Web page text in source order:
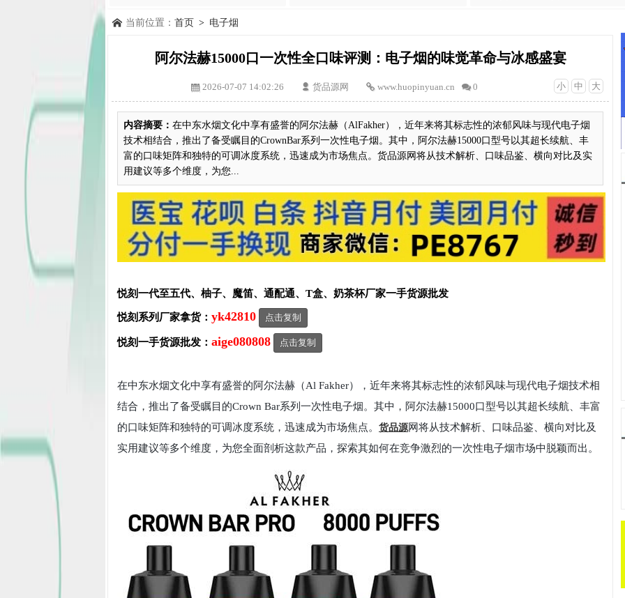
当前位置： 首页 > 电子烟
阿尔法赫15000口一次性全口味评测：电子烟的味觉革命与冰感盛宴
小 中 大
2026-07-07 14:02:26 货品源网 www.huopinyuan.cn 0
内容摘要： 在中东水烟文化中享有盛誉的阿尔法赫（AlFakher），近年来将其标志性的浓郁风味与现代电子烟
技术相结合，推出了备受瞩目的CrownBar系列一次性电子烟。其中，阿尔法赫15000口型号以其超长续航、丰
富的口味矩阵和独特的可调冰度系统，迅速成为市场焦点。货品源网将从技术解析、口味品鉴、横向对比及实
用建议等多个维度，为您...
悦刻一代至五代、柚子、魔笛、通配通、T盒、奶茶杯厂家一手货源批发
悦刻系列厂家拿货： yk42810 点击复制
悦刻一手货源批发： aige080808 点击复制
在中东水烟文化中享有盛誉的阿尔法赫（Al Fakher），近年来将其标志性的浓郁风味与现代电子烟技术相
结合，推出了备受瞩目的Crown Bar系列一次性电子烟。其中，阿尔法赫15000口型号以其超长续航、丰富
的口味矩阵和独特的可调冰度系统，迅速成为市场焦点。 货品源网将从技术解析、口味品鉴、横向对比及
实用建议等多个维度，为您全面剖析这款产品，探索其如何在竞争激烈的一次性电子烟市场中脱颖而出。